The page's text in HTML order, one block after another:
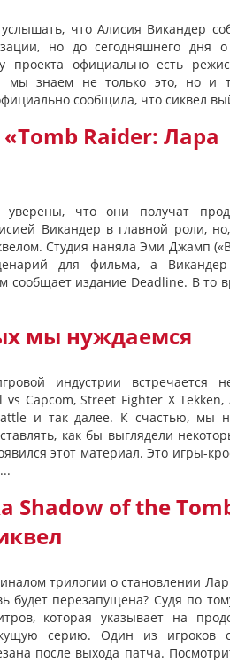
что Алисия Викандер
но до сегодняшнего дня
проекта официально есть
мы знаем не только это, но и
сообщила, что сиквел
Raider: Лара
что они получат
Викандер в главной роли,
Студия наняла Эми Джамп
для фильма, а
сообщает издание Deadline. В то
мы нуждаемся
индустрии встречается
Capcom, Street Fighter X Tekken,
и так далее. К счастью, мы
как бы выглядели
этот материал. Это игры-
Shadow of the
трилогии о становлении
будет перезапущена? Судя по
которая указывает на
серию. Один из игроков
после выхода патча.